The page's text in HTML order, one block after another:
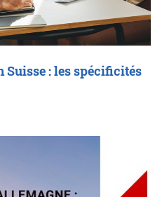
Suisse : les spécificités